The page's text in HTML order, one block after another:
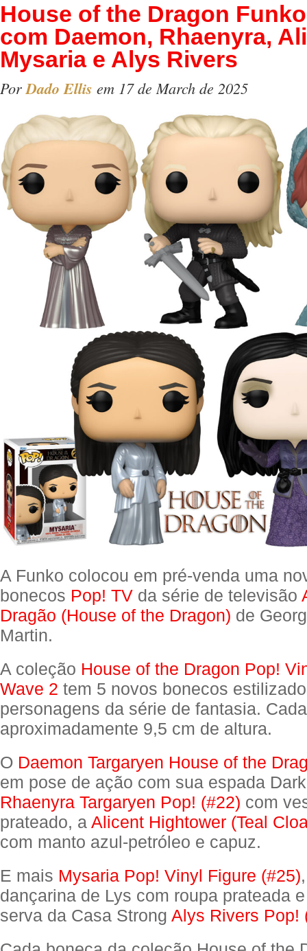
House of the Dragon
com Daemon, Rhaenyra,
Mysaria e Alys Rivers
PorDado Ellis em 17 de March de 2025
A Funko colocou em pré-venda uma
bonecos Pop! TV da série de televisão
Dragão (House of the Dragon) de
Martin.
A coleção House of the Dragon Pop!
Wave 2 tem 5 novos bonecos
personagens da série de fantasia.
aproximadamente 9,5 cm de altura.
O Daemon Targaryen House of the
em pose de ação com sua espada
Rhaenyra Targaryen Pop! (#22) com
prateado, a Alicent Hightower (Teal
com manto azul-petróleo e capuz.
E mais Mysaria Pop! Vinyl Figure (#25)
dançarina de Lys com roupa prateada
serva da Casa Strong Alys Rivers Pop!